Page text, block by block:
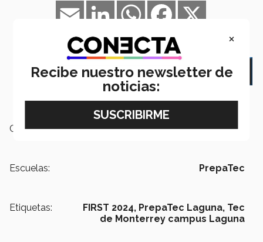
Facebook
WhatsApp
LinkedIn
Email
VOLVER AL ÍNDICE navigate_next
Campus: Laguna
Escuelas: PrepaTec
Etiquetas: FIRST 2024, PrepaTec Laguna, Tec
de Monterrey campus Laguna
×
Recibe nuestro newsletter de
noticias: